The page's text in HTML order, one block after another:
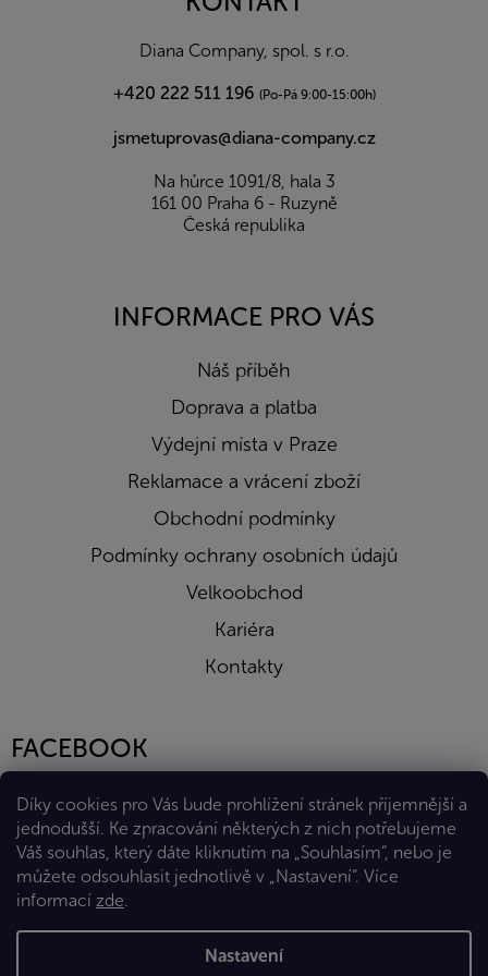
Díky cookies pro Vás bude prohlížení stránek příjemnější a
jednodušší. Ke zpracování některých z nich potřebujeme
Váš souhlas, který dáte kliknutím na „Souhlasím“, nebo je
můžete odsouhlasit jednotlivě v „Nastavení“. Více
informací zde.
Nastavení
Diana Company, spol. s r.o.
+420 222 511 196 (Po-Pá 9:00-15:00h)
jsmetuprovas@diana-company.cz
Na hůrce 1091/8, hala 3
161 00 Praha 6 - Ruzyně
Česká republika
INFORMACE PRO VÁS
Náš příběh
Doprava a platba
Výdejní místa v Praze
Reklamace a vrácení zboží
Obchodní podmínky
Podmínky ochrany osobních údajů
Velkoobchod
Kariéra
Kontakty
FACEBOOK
Vytvořil Shoptet Premium